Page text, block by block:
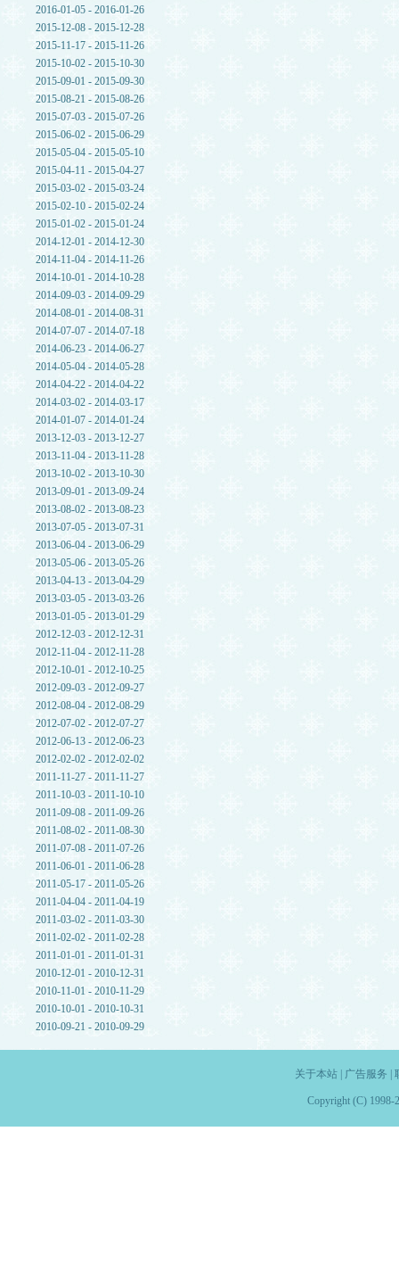
2016-01-05 - 2016-01-26
2015-12-08 - 2015-12-28
2015-11-17 - 2015-11-26
2015-10-02 - 2015-10-30
2015-09-01 - 2015-09-30
2015-08-21 - 2015-08-26
2015-07-03 - 2015-07-26
2015-06-02 - 2015-06-29
2015-05-04 - 2015-05-10
2015-04-11 - 2015-04-27
2015-03-02 - 2015-03-24
2015-02-10 - 2015-02-24
2015-01-02 - 2015-01-24
2014-12-01 - 2014-12-30
2014-11-04 - 2014-11-26
2014-10-01 - 2014-10-28
2014-09-03 - 2014-09-29
2014-08-01 - 2014-08-31
2014-07-07 - 2014-07-18
2014-06-23 - 2014-06-27
2014-05-04 - 2014-05-28
2014-04-22 - 2014-04-22
2014-03-02 - 2014-03-17
2014-01-07 - 2014-01-24
2013-12-03 - 2013-12-27
2013-11-04 - 2013-11-28
2013-10-02 - 2013-10-30
2013-09-01 - 2013-09-24
2013-08-02 - 2013-08-23
2013-07-05 - 2013-07-31
2013-06-04 - 2013-06-29
2013-05-06 - 2013-05-26
2013-04-13 - 2013-04-29
2013-03-05 - 2013-03-26
2013-01-05 - 2013-01-29
2012-12-03 - 2012-12-31
2012-11-04 - 2012-11-28
2012-10-01 - 2012-10-25
2012-09-03 - 2012-09-27
2012-08-04 - 2012-08-29
2012-07-02 - 2012-07-27
2012-06-13 - 2012-06-23
2012-02-02 - 2012-02-02
2011-11-27 - 2011-11-27
2011-10-03 - 2011-10-10
2011-09-08 - 2011-09-26
2011-08-02 - 2011-08-30
2011-07-08 - 2011-07-26
2011-06-01 - 2011-06-28
2011-05-17 - 2011-05-26
2011-04-04 - 2011-04-19
2011-03-02 - 2011-03-30
2011-02-02 - 2011-02-28
2011-01-01 - 2011-01-31
2010-12-01 - 2010-12-31
2010-11-01 - 2010-11-29
2010-10-01 - 2010-10-31
2010-09-21 - 2010-09-29
关于本站| 广告服务
Copyright (C) 1998-